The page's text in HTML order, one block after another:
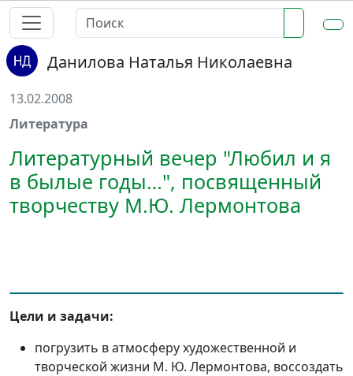
Данилова Наталья Николаевна
13.02.2008
Литература
Литературный вечер "Любил и я
в былые годы…", посвященный
творчеству М.Ю. Лермонтова
Цели и задачи:
погрузить в атмосферу художественной и
творческой жизни М. Ю. Лермонтова, воссоздать